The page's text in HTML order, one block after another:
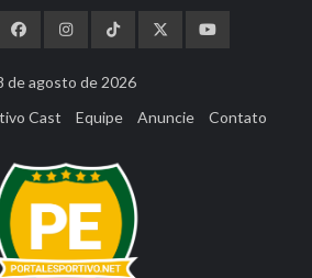
de agosto de 2026
Cast Equipe Anuncie Contato